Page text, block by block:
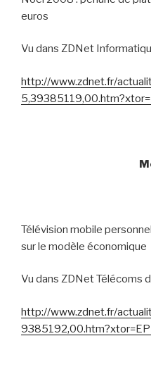
euros
Vu dans ZDNet
http://www.zdnet.fr/
Télévision mobile
sur le modèle économique
Vu dans ZDNet Télécoms
http://www.zdnet.fr/